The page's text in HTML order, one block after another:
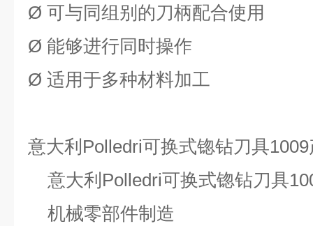
Ø 可与同组别的刀柄配合使用
Ø 能够进行同时操作
Ø 适用于多种材料加工
意大利 Polledri可换式锪钻刀具
意大利 Polledri可换式锪钻刀具
机械零部件制造